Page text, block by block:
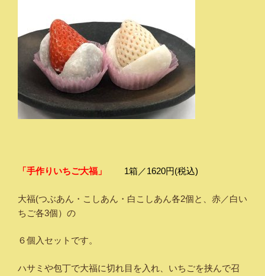
「手作りいちご大福」 1箱／1620円(税込)
大福(つぶあん・こしあん・白こしあん各2個と、赤／白い
ちご各3個）の
６個入セットです。
ハサミや包丁で大福に切れ目を入れ、いちごを挟んで召